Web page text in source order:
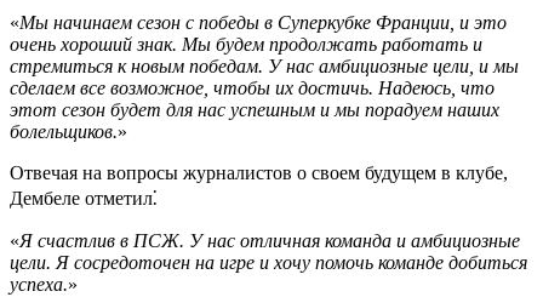
«Мы начинаем сезон с победы в Суперкубке Франции, и это
очень хороший знак. Мы будем продолжать работать и
стремиться к новым победам. У нас амбициозные цели, и мы
сделаем все возможное, чтобы их достичь. Надеюсь, что
этот сезон будет для нас успешным и мы порадуем наших
болельщиков.»
Отвечая на вопросы журналистов о своем будущем в клубе,
Дембеле отметил⁚
«Я счастлив в ПСЖ. У нас отличная команда и амбициозные
цели. Я сосредоточен на игре и хочу помочь команде добиться
успеха.»